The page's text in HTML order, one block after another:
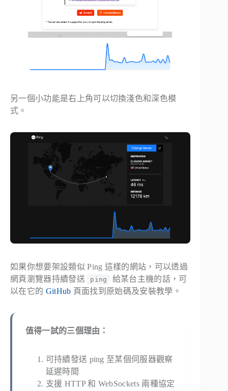
另一個小功能是右上角可以切換淺色和深色模
式。
如果你想要架設類似 Ping 這樣的網站，可以透過
網頁瀏覽器持續發送
ping
給某台主機的話，可
以在它的 GitHub 頁面找到原始碼及安裝教學。
值得一試的三個理由：
可持續發送 ping 至某個伺服器觀察
延遲時間
支援 HTTP 和 WebSockets 兩種協定